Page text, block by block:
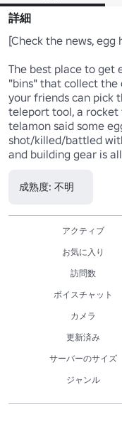
詳細
[Check the news, egg
The best place to get
"bins" that collect the
your friends can pick
teleport tool, a rocket
telamon said some
shot/killed/battled
and building gear is
成熟度: 不明
アクティブ
お気に入り
訪問数
ボイスチャット
カメラ
更新済み
サーバーのサイズ
ジャンル